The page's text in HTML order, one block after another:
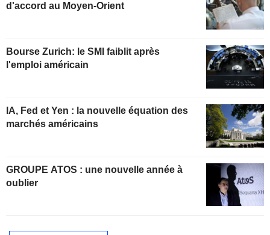
d'accord au Moyen-Orient
Bourse Zurich: le SMI faiblit après
l'emploi américain
IA, Fed et Yen : la nouvelle équation des
marchés américains
GROUPE ATOS : une nouvelle année à
oublier